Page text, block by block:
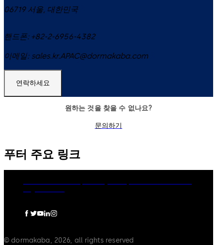
06719 서울, 대한민국
핸드폰: +82-2-6956-4382
이메일: sales.kr.APAC@dormakaba.com
연락하세요
원하는 것을 찾을 수 없나요?
문의하기
푸터 주요 링크
© dormakaba, 2026, all rights reserved